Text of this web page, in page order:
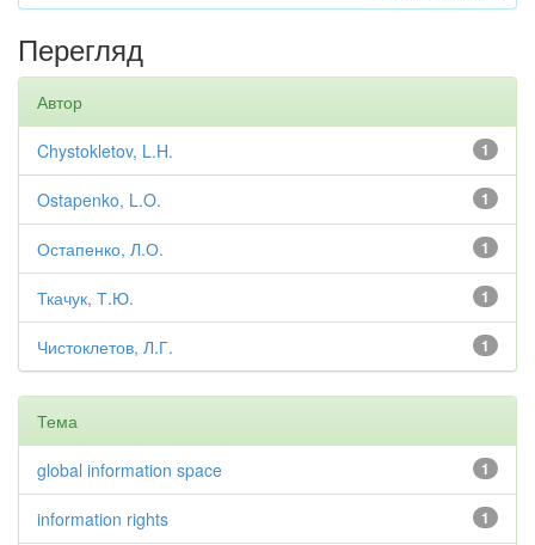
Перегляд
Автор
1
Chystokletov, L.H.
1
Ostapenko, L.O.
1
Остапенко, Л.О.
1
Ткачук, Т.Ю.
1
Чистоклетов, Л.Г.
Тема
1
global information space
1
information rights